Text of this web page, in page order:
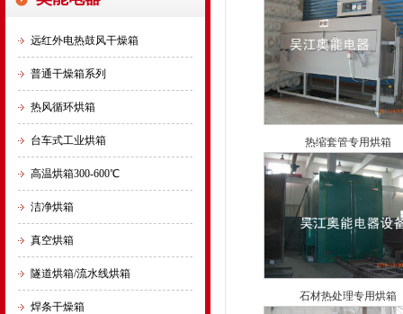
远红外电热鼓风干燥箱
普通干燥箱系列
热风循环烘箱
台车式工业烘箱
高温烘箱300-600℃
洁净烘箱
真空烘箱
隧道烘箱/流水线烘箱
焊条干燥箱
热缩套管专用烘箱
石材热处理专用烘箱